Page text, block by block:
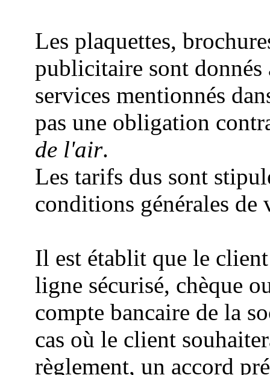
Les plaquettes,
publicitaire sont
services mentionnés
pas une obligation
de l'air.
Les tarifs dus sont
conditions générales de
Il est établit que le
ligne sécurisé, chèque
compte bancaire de la
cas où le client
règlement, un accord